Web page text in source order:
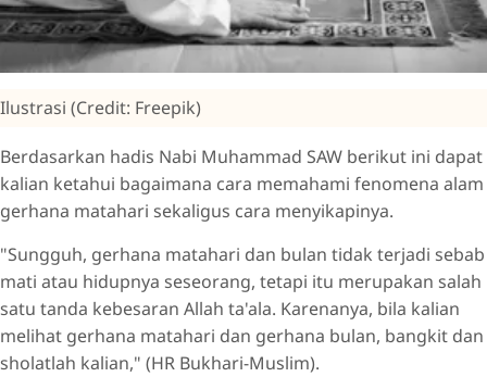
Ilustrasi (Credit: Freepik)
Berdasarkan hadis Nabi Muhammad SAW berikut ini dapat
kalian ketahui bagaimana cara memahami fenomena alam
gerhana matahari sekaligus cara menyikapinya.
"Sungguh, gerhana matahari dan bulan tidak terjadi sebab
mati atau hidupnya seseorang, tetapi itu merupakan salah
satu tanda kebesaran Allah ta'ala. Karenanya, bila kalian
melihat gerhana matahari dan gerhana bulan, bangkit dan
sholatlah kalian," (HR Bukhari-Muslim).